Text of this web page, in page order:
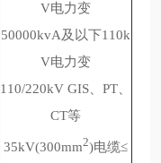
V电力变
50000kvA及以下110k
V电力变
110/220kV GIS、PT、
CT等
35kV(300mm2)电缆≤